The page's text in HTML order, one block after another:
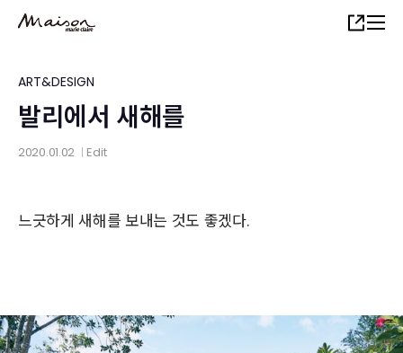
content
Share
ART&DESIGN
발리에서 새해를
2020.01.02 Edit
느긋하게 새해를 보내는 것도 좋겠다.